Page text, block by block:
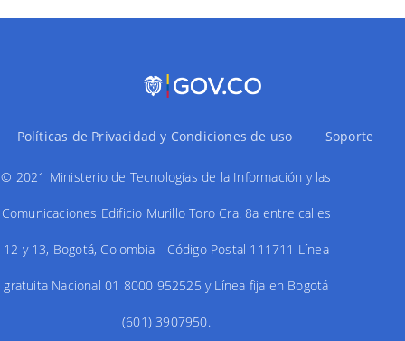
Políticas de Privacidad y Condiciones de uso Soporte
© 2021 Ministerio de Tecnologías de la Información y las
Comunicaciones Edificio Murillo Toro Cra. 8a entre calles
12 y 13, Bogotá, Colombia - Código Postal 111711 Línea
gratuita Nacional 01 8000 952525 y Línea fija en Bogotá
(601) 3907950.